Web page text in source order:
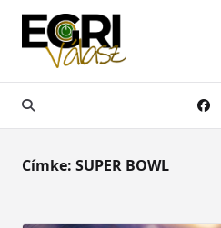
Skip
content
Címke: SUPER BOWL